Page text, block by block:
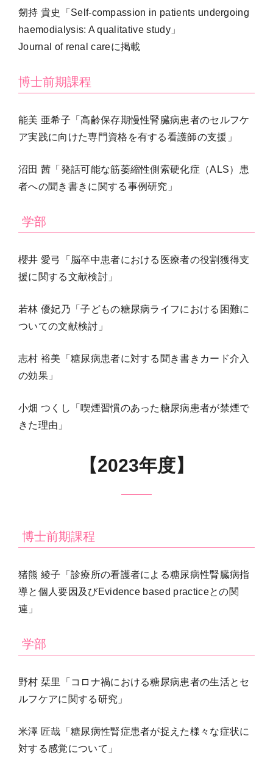
剱持 貴史「Self-compassion in patients undergoing
haemodialysis: A qualitative study」
Journal of renal careに掲載
博士前期課程
能美 亜希子「高齢保存期慢性腎臓病患者のセルフケ
ア実践に向けた専門資格を有する看護師の支援」
沼田 茜「発話可能な筋萎縮性側索硬化症（ALS）患
者への聞き書きに関する事例研究」
学部
櫻井 愛弓「脳卒中患者における医療者の役割獲得支
援に関する文献検討」
若林 優妃乃「子どもの糖尿病ライフにおける困難に
ついての文献検討」
志村 裕美「糖尿病患者に対する聞き書きカード介入
の効果」
小畑 つくし「喫煙習慣のあった糖尿病患者が禁煙で
きた理由」
【2023年度】
博士前期課程
猪熊 綾子「診療所の看護者による糖尿病性腎臓病指
導と個人要因及びEvidence based practiceとの関
連」
学部
野村 栞里「コロナ禍における糖尿病患者の生活とセ
ルフケアに関する研究」
米澤 匠哉「糖尿病性腎症患者が捉えた様々な症状に
対する感覚について」